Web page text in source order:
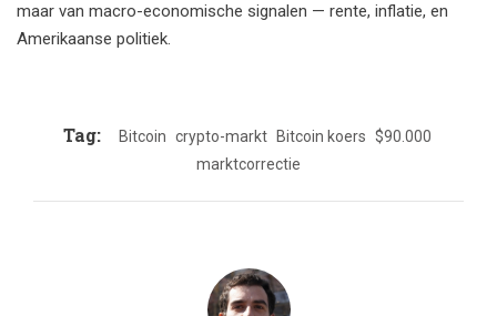
maar van macro-economische signalen — rente, inflatie, en
Amerikaanse politiek.
Tag: Bitcoin crypto-markt Bitcoin koers $90.000
marktcorrectie